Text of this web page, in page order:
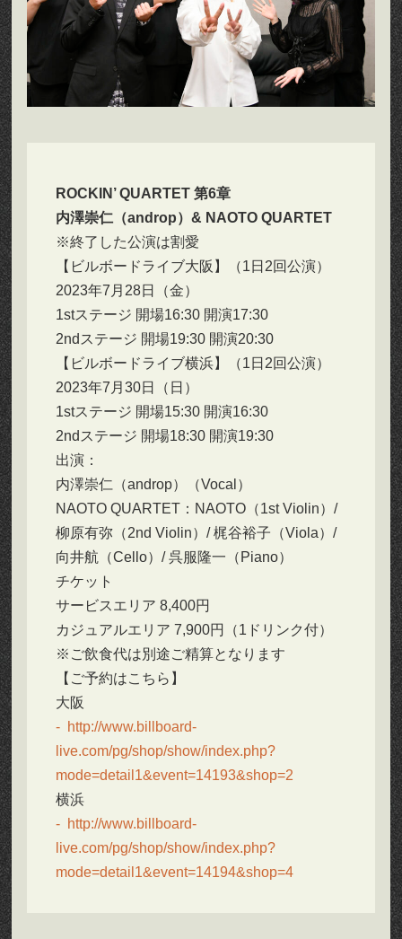
ROCKIN’ QUARTET 第6章
内澤崇仁（androp）& NAOTO QUARTET
※終了した公演は割愛
【ビルボードライブ大阪】（1日2回公演）
2023年7月28日（金）
1stステージ 開場16:30 開演17:30
2ndステージ 開場19:30 開演20:30
【ビルボードライブ横浜】（1日2回公演）
2023年7月30日（日）
1stステージ 開場15:30 開演16:30
2ndステージ 開場18:30 開演19:30
出演：
内澤崇仁（androp）（Vocal）
NAOTO QUARTET：NAOTO（1st Violin）/
柳原有弥（2nd Violin）/ 梶谷裕子（Viola）/
向井航（Cello）/ 呉服隆一（Piano）
チケット
サービスエリア 8,400円
カジュアルエリア 7,900円（1ドリンク付）
※ご飲食代は別途ご精算となります
【ご予約はこちら】
大阪
http://www.billboard-
live.com/pg/shop/show/index.php?
mode=detail1&event=14193&shop=2
横浜
http://www.billboard-
live.com/pg/shop/show/index.php?
mode=detail1&event=14194&shop=4